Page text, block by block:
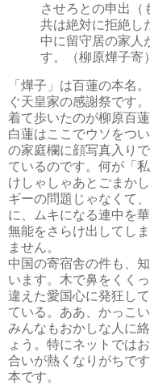
させろとの申出（
共は絶対に拒絶し
中に留守居の家人
す。（柳原燁子寄
「燁子」は百蓮の本名。
ぐ天皇家の感謝祭です
着て歩いたのが柳原百蓮
白蓮はここでウソをつ
の家庭欄に顔写真入り
ているのです。何が「
けしゃしゃあとごまか
ギーの問題じゃなくて
に、ムキになる連中を
無能をさらけ出してし
ません。
中国の寄宿舎の件も、
います。木で鼻をくく
違えた愛国心に発狂し
ている。ああ、かっこい
みんなもおかしな人に
ょう。特にネットでは
合いが熱くなりがちで
本です。